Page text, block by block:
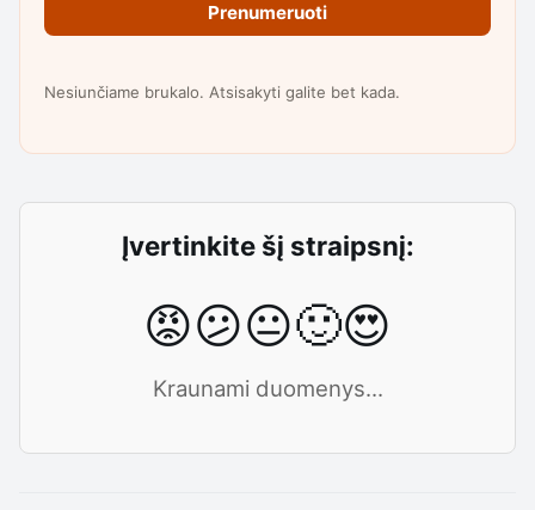
Prenumeruoti
Nesiunčiame brukalo. Atsisakyti galite bet kada.
Įvertinkite šį straipsnį:
😡😕😐🙂😍
Kraunami duomenys...